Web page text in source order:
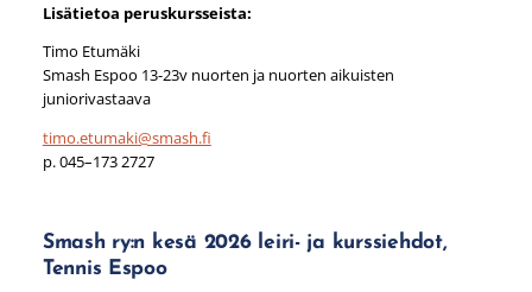
Lisätietoa peruskursseista:
Timo Etumäki
Smash Espoo 13-23v nuorten ja nuorten aikuisten
juniorivastaava
timo.etumaki@smash.fi
p. 045–173 2727
Smash ry:n kesä 2026 leiri- ja kurssiehdot,
Tennis Espoo